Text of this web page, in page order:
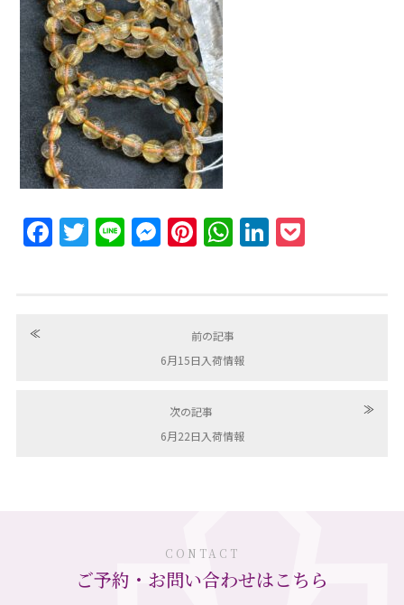
FacebookTwitterLine MessengerPinterestWhatsAppLinkedIn
≪
前の記事
6月15日入荷情報
次の記事
≫
6月22日入荷情報
CONTACT
ご予約・お問い合わせはこちら